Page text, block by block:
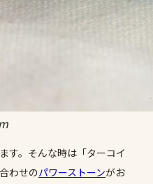
す。そんな時は「ターコイ
わせのパワーストーンがお